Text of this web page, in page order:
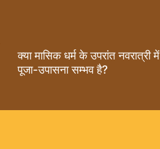
क्या मासिक धर्म के उपरांत नवरात्री में
पूजा-उपासना सम्भव है?